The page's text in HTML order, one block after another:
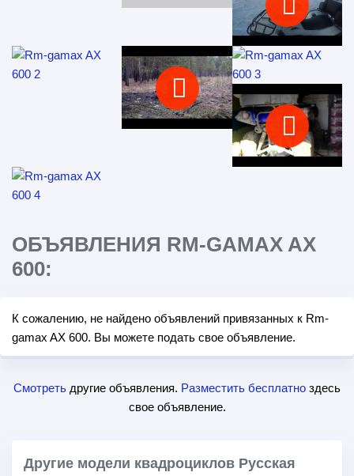
ОБЪЯВЛЕНИЯ RM-GAMAX AX
600:
К сожалению, не найдено объявлений привязанных к Rm-
gamax AX 600. Вы можете подать свое объявление.
Смотреть другие объявления. Разместить бесплатно здесь
свое объявление.
Другие модели квадроциклов Русская